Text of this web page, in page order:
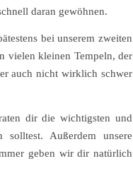
daran gewöhnen.
bei unserem zweiten
vielen kleinen Tempeln, der
auch nicht wirklich schwer
dir die wichtigsten und
Außerdem unsere
geben wir dir natürlich